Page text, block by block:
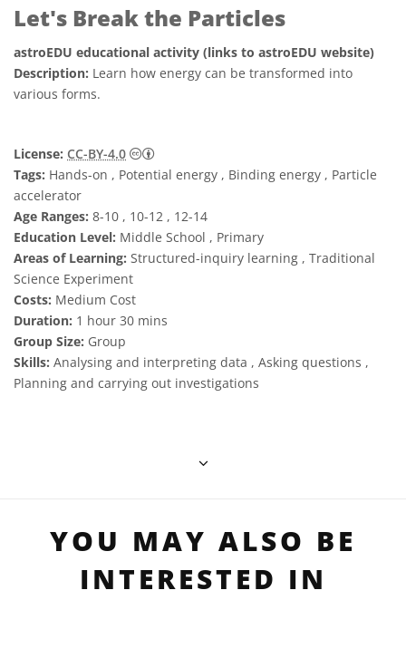
Let's Break the Particles
astroEDU educational activity (links to astroEDU website)
Description: Learn how energy can be transformed into
various forms.
License: CC-BY-4.0
Creative Commons Atribusi 4.0
Tags: Hands-on , Potential energy , Binding energy , Particle
accelerator
Age Ranges: 8-10 , 10-12 , 12-14
Education Level: Middle School , Primary
Areas of Learning: Structured-inquiry learning , Traditional
Science Experiment
Costs: Medium Cost
Duration: 1 hour 30 mins
Group Size: Group
Skills: Analysing and interpreting data , Asking questions ,
Planning and carrying out investigations
YOU MAY ALSO BE
INTERESTED IN